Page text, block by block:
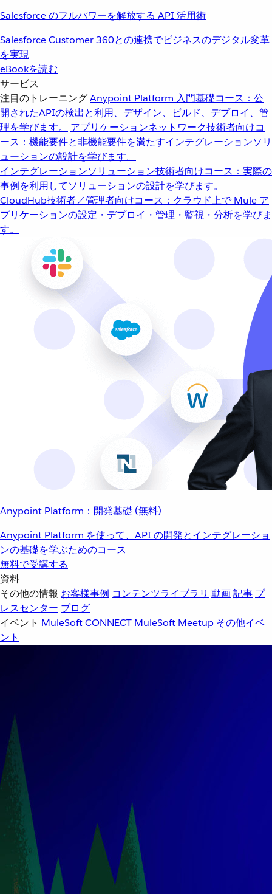
Salesforce のフルパワーを解放する API 活用術
Salesforce Customer 360との連携でビジネスのデジタル変革
を実現
eBookを読む
サービス
注目のトレーニングAnypoint Platform 入門基礎コース：公
開されたAPIの検出と利用、デザイン、ビルド、デプロイ、管
理を学びます。
アプリケーションネットワーク技術者向けコ
ース：機能要件と非機能要件を満たすインテグレーションソリ
ューションの設計を学びます。
インテグレーションソリューション技術者向けコース：実際の
事例を利用してソリューションの設計を学びます。
CloudHub技術者／管理者向けコース：クラウド上で Mule ア
プリケーションの設定・デプロイ・管理・監視・分析を学びま
す。
Anypoint Platform：開発基礎 (無料)
Anypoint Platform を使って、API の開発とインテグレーショ
ンの基礎を学ぶためのコース
無料で受講する
資料
その他の情報 お客様事例 コンテンツライブラリ 動画記事 プ
レスセンター ブログ
イベント MuleSoft CONNECT MuleSoft Meetup その他イベ
ント